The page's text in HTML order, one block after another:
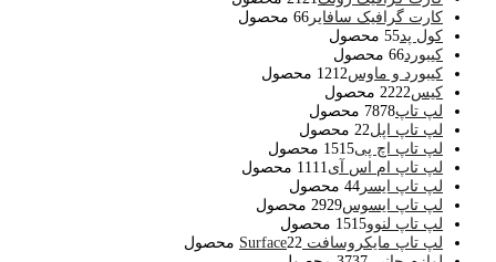
کارت گرافیک سافایر
66 محصول
کول پد 55 محصول
کیبورد 66 محصول
کیبورد و ماوس
1212 محصول
کیس
2222 محصول
لپ تاپ
7878 محصول
لپ تاپ اپل 22 محصول
لپ تاپ اچ پی
1515 محصول
لپ تاپ ام اس آی
11 11 محصول
لپ تاپ ایسر
44 محصول
لپ تاپ ایسوس
2929 محصول
لپ تاپ لنوو
1515 محصول
لپ تاپ مایکروسافت Surface
22 محصول